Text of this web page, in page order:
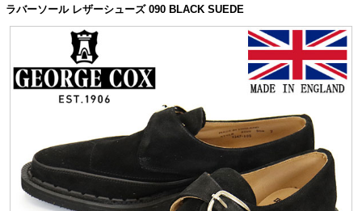
ラバーソール レザーシューズ 090 BLACK SUEDE